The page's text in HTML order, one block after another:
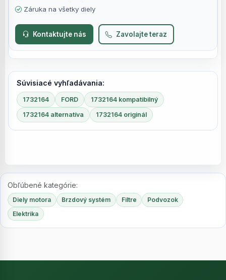
Záruka na všetky diely
Kontaktujte nás Zavolajte teraz
Súvisiacé vyhľadávania:
1732164 FORD 1732164 kompatibilný
1732164 alternatíva 1732164 originál
Obľúbené kategórie:
Diely motora Brzdový systém Filtre
Podvozok
Elektrika